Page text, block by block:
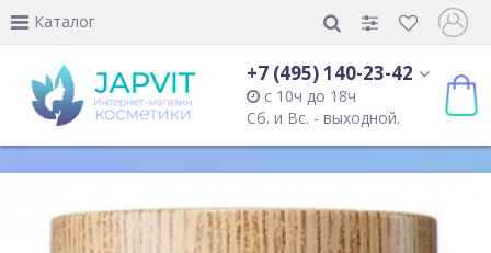
Каталог
+7 (495) 140-23-42
с 10ч до 18ч
Сб. и Вс. - выходной.